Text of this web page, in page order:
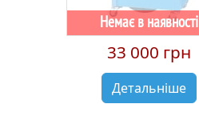
Немає в наявності
33 000 грн
Детальніше